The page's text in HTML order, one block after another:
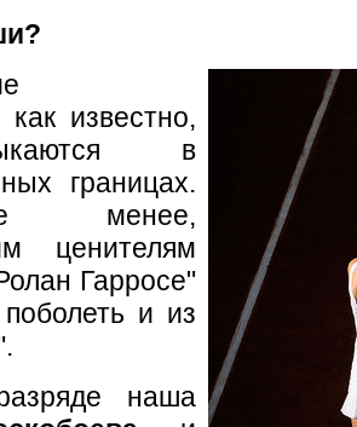
как известно,
в
границах.
менее,
ценителям
Гарросе"
и из
наша